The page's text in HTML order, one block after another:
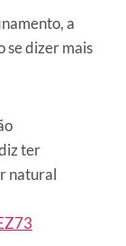
a
se dizer mais
ter
natural